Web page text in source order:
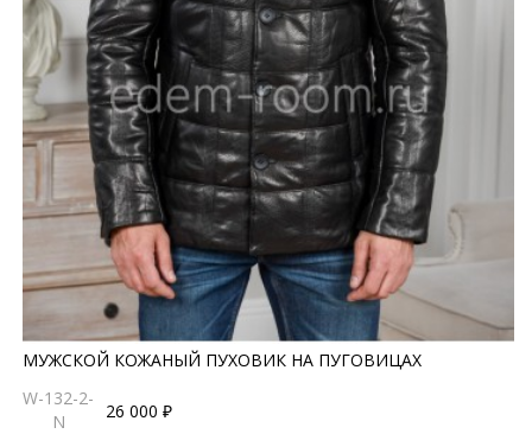
МУЖСКОЙ КОЖАНЫЙ ПУХОВИК НА ПУГОВИЦАХ
W-132-2-
N
26 000 ₽